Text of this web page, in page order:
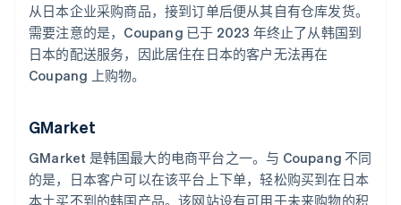
从日本企业采购商品，接到订单后便从其自有仓库发货。
需要注意的是，Coupang 已于 2023 年终止了从韩国到
日本的配送服务，因此居住在日本的客户无法再在
Coupang 上购物。
GMarket
GMarket 是韩国最大的电商平台之一。与 Coupang 不同
的是，日本客户可以在该平台上下单，轻松购买到在日本
本土买不到的韩国产品。该网站设有可用于未来购物的积